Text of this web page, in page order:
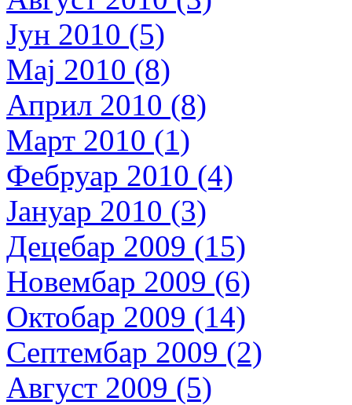
Јун 2010 (5)
Мај 2010 (8)
Април 2010 (8)
Март 2010 (1)
Фебруар 2010 (4)
Јануар 2010 (3)
Децебар 2009 (15)
Новембар 2009 (6)
Октобар 2009 (14)
Септембар 2009 (2)
Август 2009 (5)